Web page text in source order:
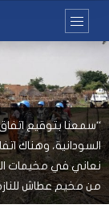
“سمعنا بتوقيع
السودانية، وهناك
نعاني في مخيمات
من مخيم عطاش